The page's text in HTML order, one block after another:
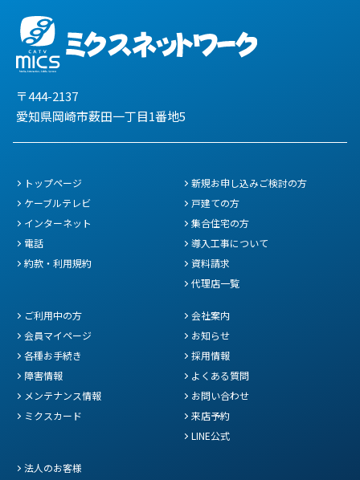
〒444-2137
愛知県岡崎市薮田一丁目1番地5
トップページ
ケーブルテレビ
インターネット
電話
約款・利用規約
新規お申し込みご検討の方
戸建ての方
集合住宅の方
導入工事について
資料請求
代理店一覧
ご利用中の方
会員マイページ
各種お手続き
障害情報
メンテナンス情報
ミクスカード
会社案内
お知らせ
採用情報
よくある質問
お問い合わせ
来店予約
LINE公式
法人のお客様